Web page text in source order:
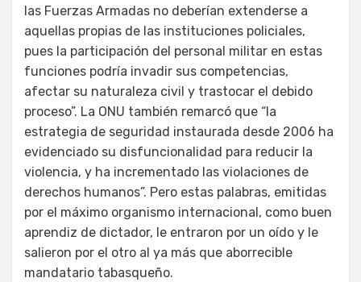
las Fuerzas Armadas no deberían extenderse a
aquellas propias de las instituciones policiales,
pues la participación del personal militar en estas
funciones podría invadir sus competencias,
afectar su naturaleza civil y trastocar el debido
proceso”. La ONU también remarcó que “la
estrategia de seguridad instaurada desde 2006 ha
evidenciado su disfuncionalidad para reducir la
violencia, y ha incrementado las violaciones de
derechos humanos”. Pero estas palabras, emitidas
por el máximo organismo internacional, como buen
aprendiz de dictador, le entraron por un oído y le
salieron por el otro al ya más que aborrecible
mandatario tabasqueño.